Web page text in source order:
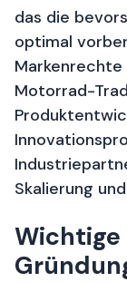
das die
optimal
Motorrad-
Skalierung
Wichtige